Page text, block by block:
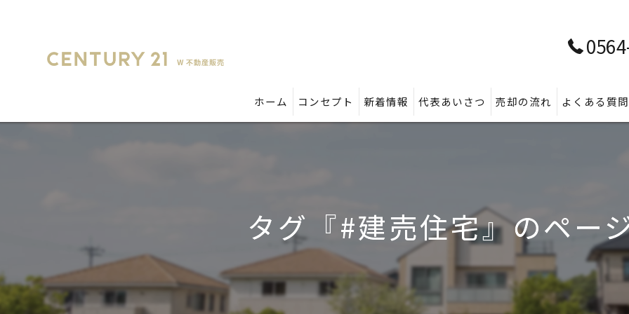
ホーム コンセプト 新着情報 代表あいさつ 売却の流れ よくある質問
タグ『#建売住宅』のペー